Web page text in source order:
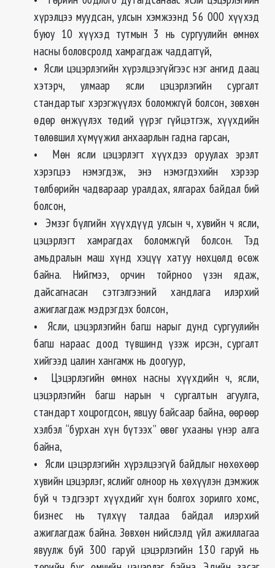
хүрэлцээ муудсан, улсын хэмжээнд 56 000 хүүхэд
буюу 10 хүүхэд тутмын 3 нь сургуулийн өмнөх
насны боловсролд хамрагдаж чаддаггүй,
• Ясли цэцэрлэгийн хүрэлцээгүйгээс нэг ангид даац
хэтэрч, улмаар ясли цэцэрлэгийн сургалт
стандартыг хэрэгжүүлэх боломжгүй болсон, зөвхөн
өдөр өнжүүлэх төдий үүрэг гүйцэтгэж, хүүхдийн
төлөвшил хүмүүжил анхаарлын гадна гарсан,
• Мөн ясли цэцэрлэгт хүүхдээ оруулах эрэлт
хэрэгцээ нэмэгдэж, энэ нэмэгдэхийн хэрээр
төлбөрийн чадвараар уралдах, ялгарах байдал бий
болсон,
• Эмзэг бүлгийн хүүхдүүд улсын ч, хувийн ч ясли,
цэцэрлэгт хамрагдах боломжгүй болсон. Тэд
амьдралын маш хүнд хэцүү хатуу нөхцөлд өсөж
байна. Нийгмээ, орчин тойрноо үзэн ядаж,
дайсагнасан сэтгэлгээний хандлага илэрхий
ажиглагдаж мэдрэгдэх болсон,
• Ясли, цэцэрлэгийн багш нарыг дунд сургуулийн
багш нараас доод түвшинд үзэж ирсэн, сургалт
хийгээд цалин хангамж нь доогуур,
• Цэцэрлэгийн өмнөх насны хүүхдийн ч, ясли,
цэцэрлэгийн багш нарын ч сургалтын агуулга,
стандарт хоцрогдсон, явцуу байсаар байна, өөрөөр
хэлбэл “бурхан хүн бүтээх” өвөг ухааны үнэр алга
байна,
• Ясли цэцэрлэгийн хүрэлцээгүй байдлыг нөхөхөөр
хувийн цэцэрлэг, яслийг олноор нь хөхүүлэн дэмжиж
буй ч тэдгээрт хүүхдийг хүн болгох зорилго хомс,
бизнес нь түлхүү талдаа байдал илэрхий
ажиглагдаж байна. Зөвхөн нийслэлд үйл ажиллагаа
явуулж буй 300 гаруй цэцэрлэгийн 130 гаруй нь